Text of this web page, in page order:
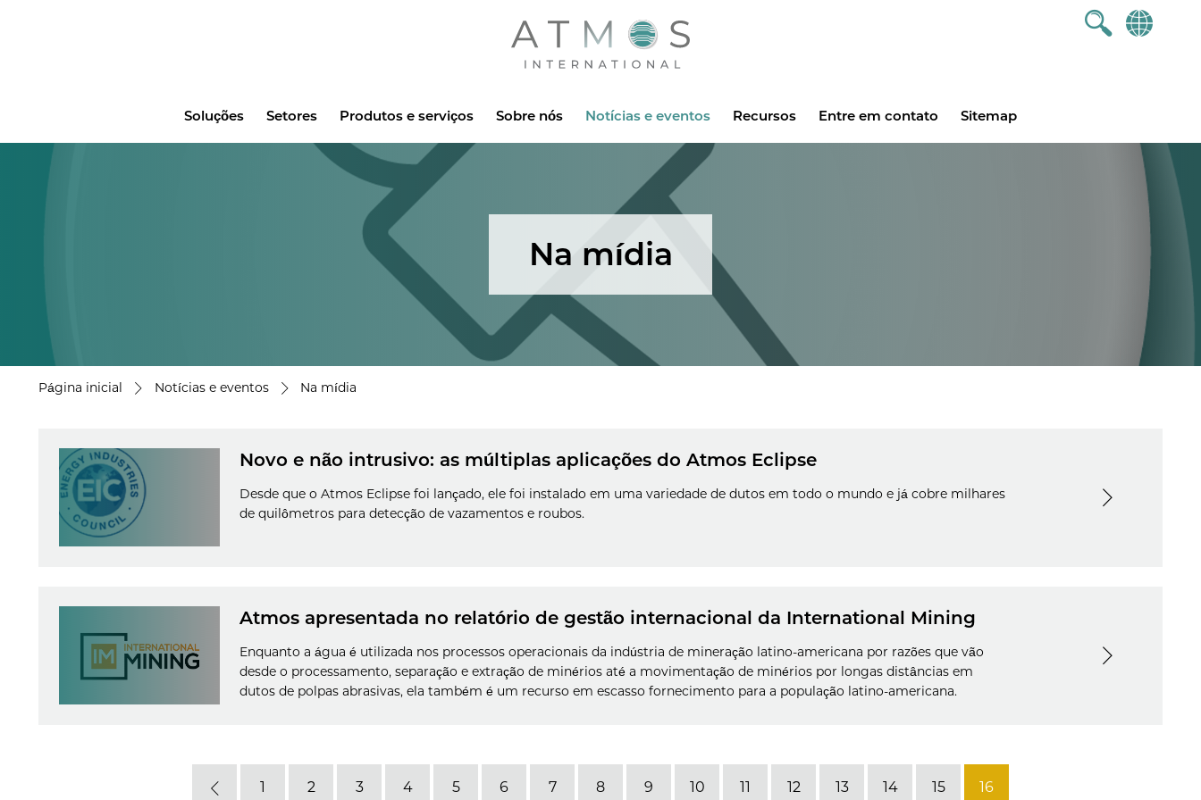
Atmos
Soluções Setores Produtos e serviços Sobre nós Notícias e eventos Recursos Entre em contato Sitemap
Na mídia
Página inicial Notícias e eventos Na mídia
Novo e não intrusivo: as múltiplas aplicações do Atmos Eclipse
Desde que o Atmos Eclipse foi lançado, ele foi instalado em uma variedade de dutos em todo o mundo e já cobre milhares
de quilômetros para detecção de vazamentos e roubos.
Atmos apresentada no relatório de gestão internacional da International Mining
Enquanto a água é utilizada nos processos operacionais da indústria de mineração latino-americana por razões que vão
desde o processamento, separação e extração de minérios até a movimentação de minérios por longas distâncias em
dutos de polpas abrasivas, ela também é um recurso em escasso fornecimento para a população latino-americana.
1 2 3 4 5 6 7 8 9 10 11 12 13 14 15 16